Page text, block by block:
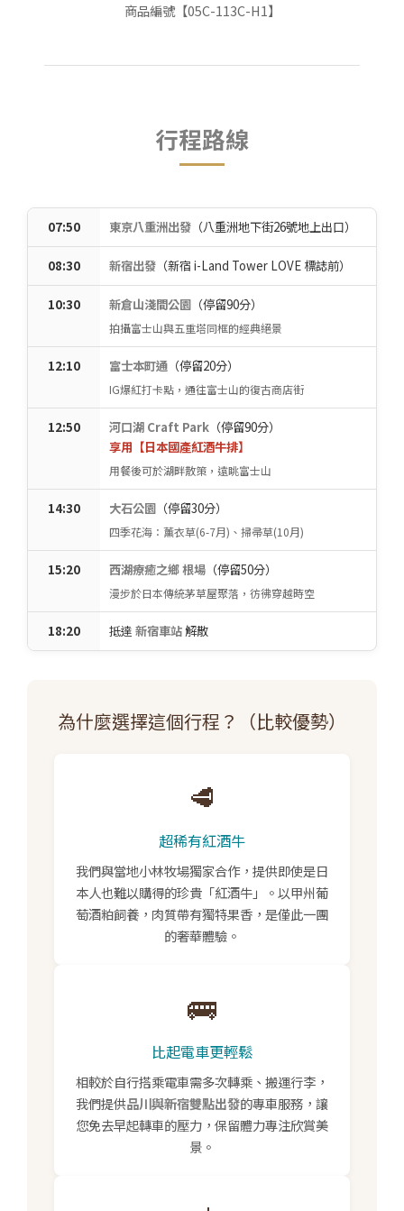
商品編號【05C-113C-H1】
行程路線
07:50 東京八重洲出發 （八重洲地下街26號地上出口）
08:30 新宿出發 （新宿 i-Land Tower LOVE 標誌前）
10:30 新倉山淺間公園 （停留90分）
拍攝富士山與五重塔同框的經典絕景
12:10 富士本町通 （停留20分）
IG爆紅打卡點，通往富士山的復古商店街
12:50 河口湖 Craft Park （停留90分）
享用【日本國產紅酒牛排】
用餐後可於湖畔散策，遠眺富士山
14:30 大石公園 （停留30分）
四季花海：薰衣草(6-7月)、掃帚草(10月)
15:20 西湖療癒之鄉 根場 （停留50分）
漫步於日本傳統茅草屋聚落，彷彿穿越時空
18:20 抵達 新宿車站解散
為什麼選擇這個行程？（比較優勢）
🥩
超稀有紅酒牛
我們與當地小林牧場獨家合作，提供即使是日
本人也難以購得的珍貴「紅酒牛」。以甲州葡
萄酒粕飼養，肉質帶有獨特果香，是僅此一團
的奢華體驗。
🚌
比起電車更輕鬆
相較於自行搭乘電車需多次轉乘、搬運行李，
我們提供品川與新宿雙點出發的專車服務，讓
您免去早起轉車的壓力，保留體力專注欣賞美
景。